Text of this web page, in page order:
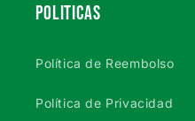
POLITICAS
Política de Reembolso
Política de Privacidad